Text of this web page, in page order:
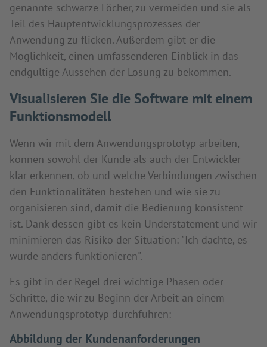
genannte schwarze Löcher, zu vermeiden und sie als
Teil des Hauptentwicklungsprozesses der
Anwendung zu flicken. Außerdem gibt er die
Möglichkeit, einen umfassenderen Einblick in das
endgültige Aussehen der Lösung zu bekommen.
Visualisieren Sie die Software mit einem
Funktionsmodell
Wenn wir mit dem Anwendungsprototyp arbeiten,
können sowohl der Kunde als auch der Entwickler
klar erkennen, ob und welche Verbindungen zwischen
den Funktionalitäten bestehen und wie sie zu
organisieren sind, damit die Bedienung konsistent
ist. Dank dessen gibt es kein Understatement und wir
minimieren das Risiko der Situation: "Ich dachte, es
würde anders funktionieren".
Es gibt in der Regel drei wichtige Phasen oder
Schritte, die wir zu Beginn der Arbeit an einem
Anwendungsprototyp durchführen:
Abbildung der Kundenanforderungen